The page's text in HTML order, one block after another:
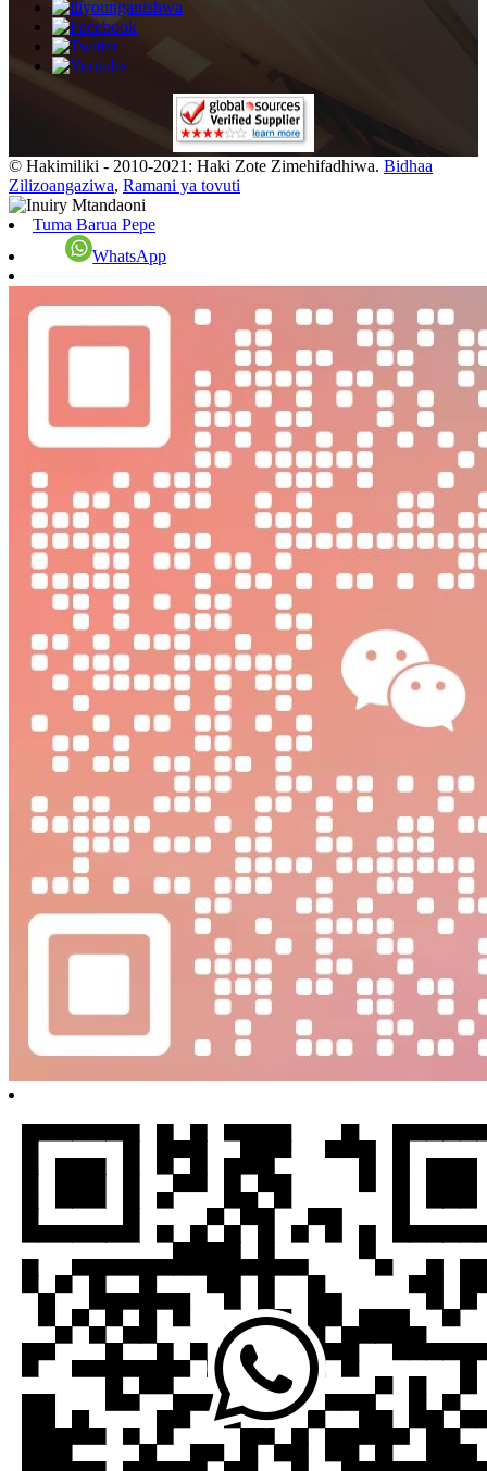
© Hakimiliki - 2010-2021: Haki Zote Zimehifadhiwa. Bidhaa
Zilizoangaziwa, Ramani ya tovuti
Tuma Barua Pepe
WhatsApp